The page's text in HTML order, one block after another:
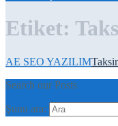
Etiket:
AE SEO YAZILIM
Search our Posts
Şunu ara: